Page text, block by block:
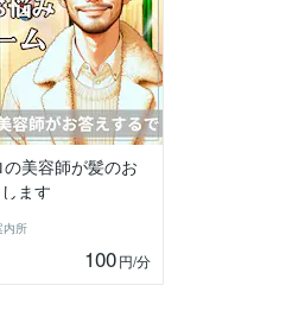
美容師が髪のお
ます
所
100円/分